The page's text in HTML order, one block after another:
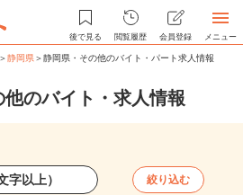
後で見る 閲覧履歴 会員登録 メニュー
＞静岡県＞静岡県・その他のバイト・パート求人情報
のバイト・求人情報
絞り込む